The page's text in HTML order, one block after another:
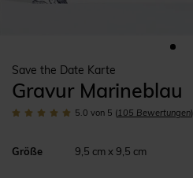
Save the Date Karte
Gravur Marineblau
5.0 von 5 (105 Bewertungen)
Größe 9,5 cm x 9,5 cm